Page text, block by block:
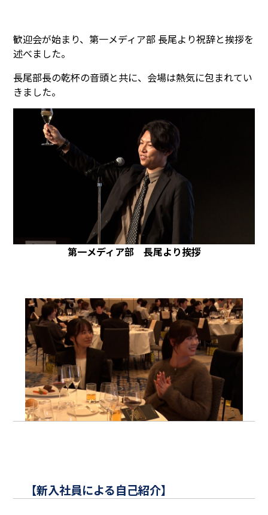
歓迎会が始まり、第一メディア部 長尾より祝辞と挨拶を
述べました。
長尾部長の乾杯の音頭と共に、会場は熱気に包まれてい
きました。
第一メディア部 長尾より挨拶
【新入社員による自己紹介】